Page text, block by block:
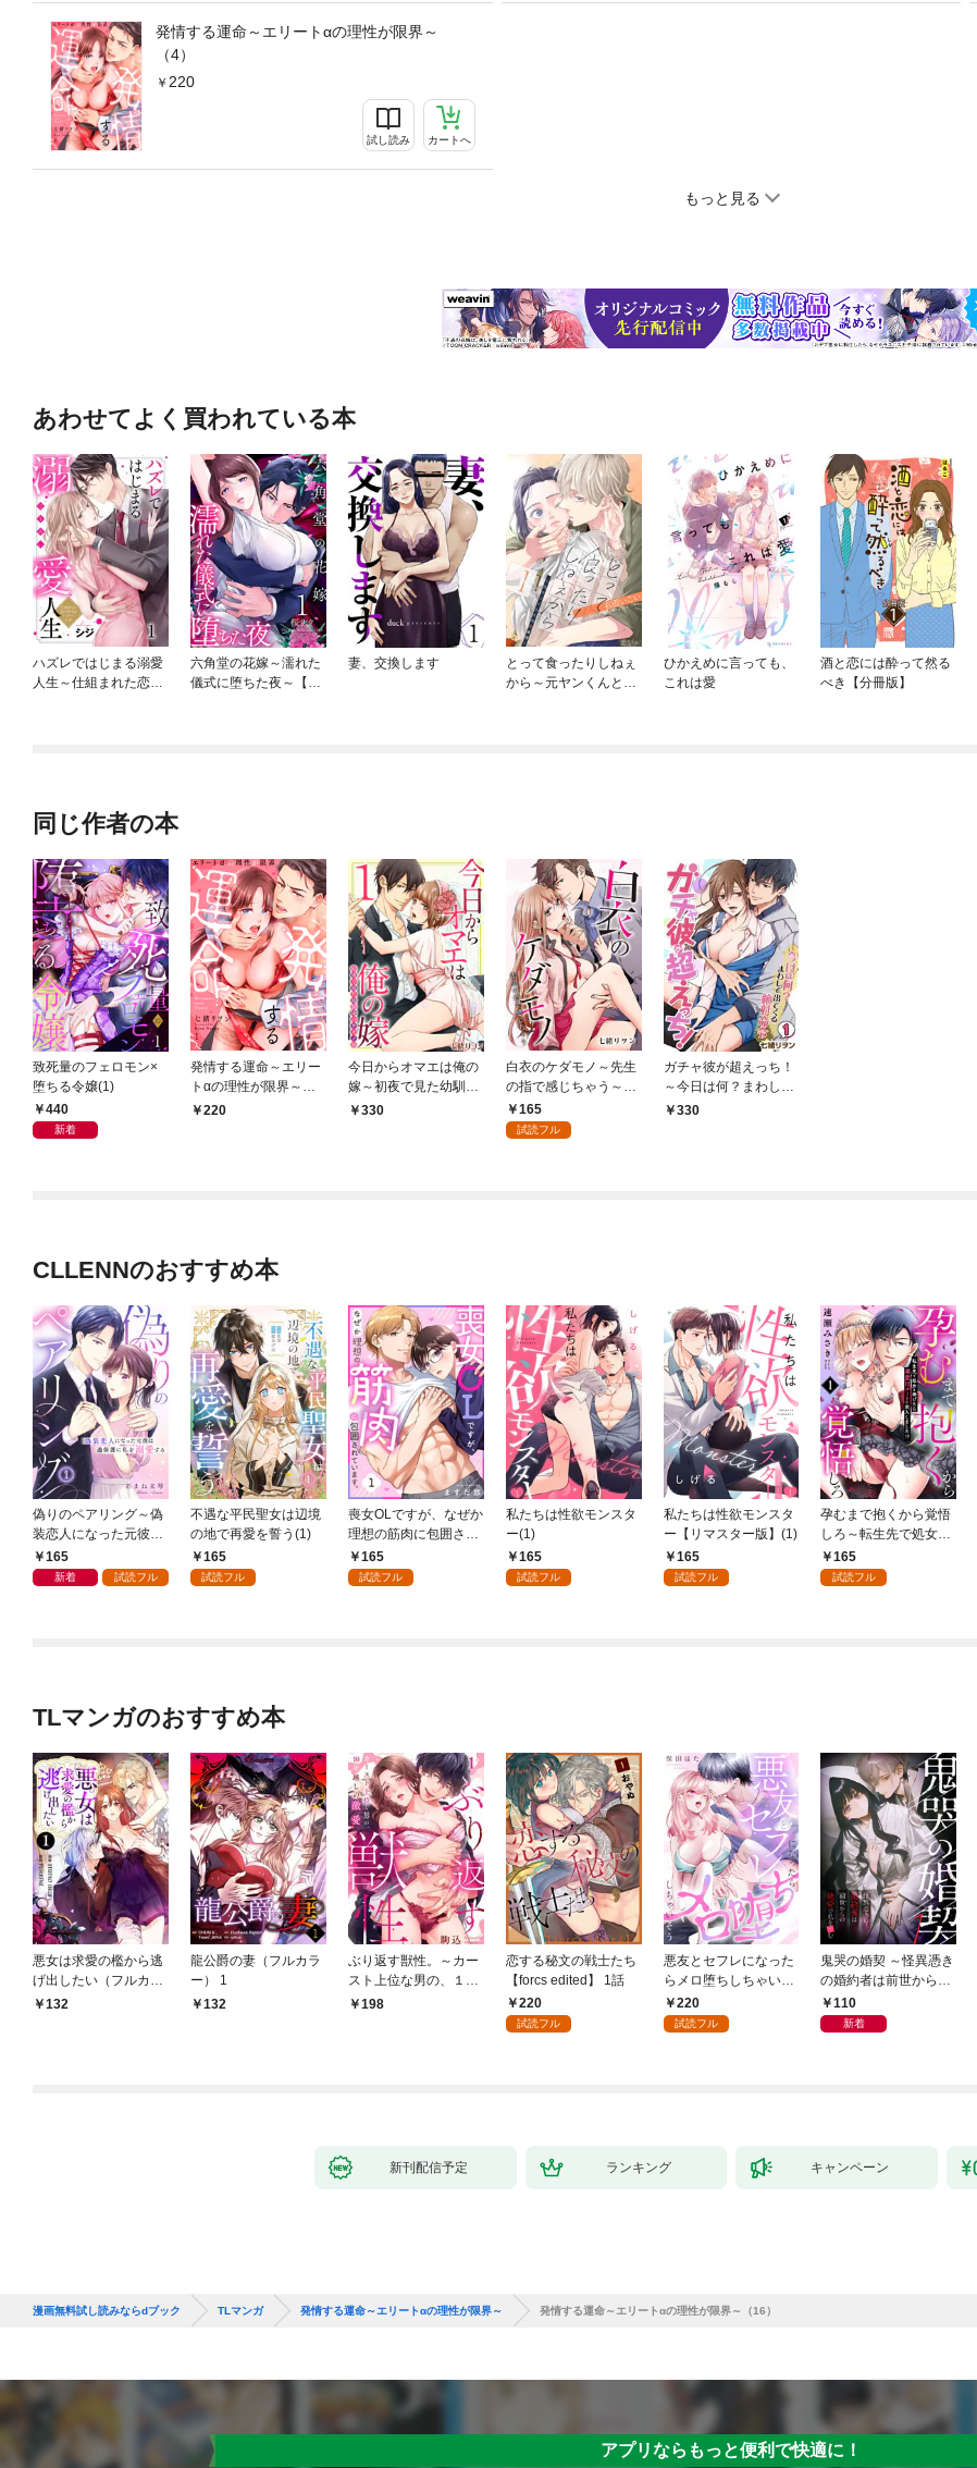
発情する運命～エリートαの理性が限界～
（4）
220
試し読み カートへ
もっと見る
あわせてよく買われている本
ハズレではじまる溺愛
人生～仕組まれた恋の
六角堂の花嫁～濡れた
儀式に堕ちた夜～【単
妻、交換します
とって食ったりしねぇ
から～元ヤンくんとの
ひかえめに言っても、
これは愛
酒と恋には酔って然る
べき【分冊版】
同じ作者の本
致死量のフェロモン×
堕ちる令嬢(1)
440
新着
発情する運命～エリー
トαの理性が限界～
（1）
220
今日からオマエは俺の
嫁～初夜で見た幼馴染
のケモノ顔～(1)
330
白衣のケダモノ～先生
の指で感じちゃう～
（1）
165
試読フル
ガチャ彼が超えっち！
～今日は何？まわして
出てくる絶対命令～(1)
330
CLLENNのおすすめ本
偽りのペアリング～偽
装恋人になった元彼は
過保護に私を溺愛する
～(1)
165
新着 試読フル
不遇な平民聖女は辺境
の地で再愛を誓う(1)
165
試読フル
喪女OLですが、なぜか
理想の筋肉に包囲され
ています。(1)
165
試読フル
私たちは性欲モンスタ
ー(1)
165
試読フル
私たちは性欲モンスタ
ー【リマスター版】(1)
165
試読フル
孕むまで抱くから覚悟
しろ～転生先で処女を
捧げたら溺愛Hルート
に突入しました！？～
165
試読フル
TLマンガのおすすめ本
悪女は求愛の檻から逃
げ出したい（フルカラ
ー） 1
132
龍公爵の妻（フルカラ
ー） 1
132
ぶり返す獣性。～カー
スト上位な男の、１０
年越しの激愛１
198
恋する秘文の戦士たち
【forcs edited】 1話
220
試読フル
悪友とセフレになった
らメロ堕ちしちゃいそ
う(1)
220
試読フル
鬼哭の婚契 ～怪異憑き
の婚約者は前世からの
執愛で私を蝕む～
（1）
110
新着
新刊配信予定 ランキング キャンペーン
漫画無料試し読みならdブック TLマンガ 発情する運命～エリートαの理性が限界～ 発情する運命～エリートαの理性が限界～（16）
アプリならもっと便利で快適に！